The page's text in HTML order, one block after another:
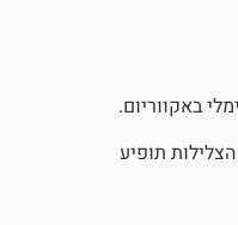
באקווריום.
תופיע